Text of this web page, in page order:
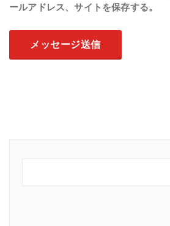
ールアドレス、サイトを保存する。